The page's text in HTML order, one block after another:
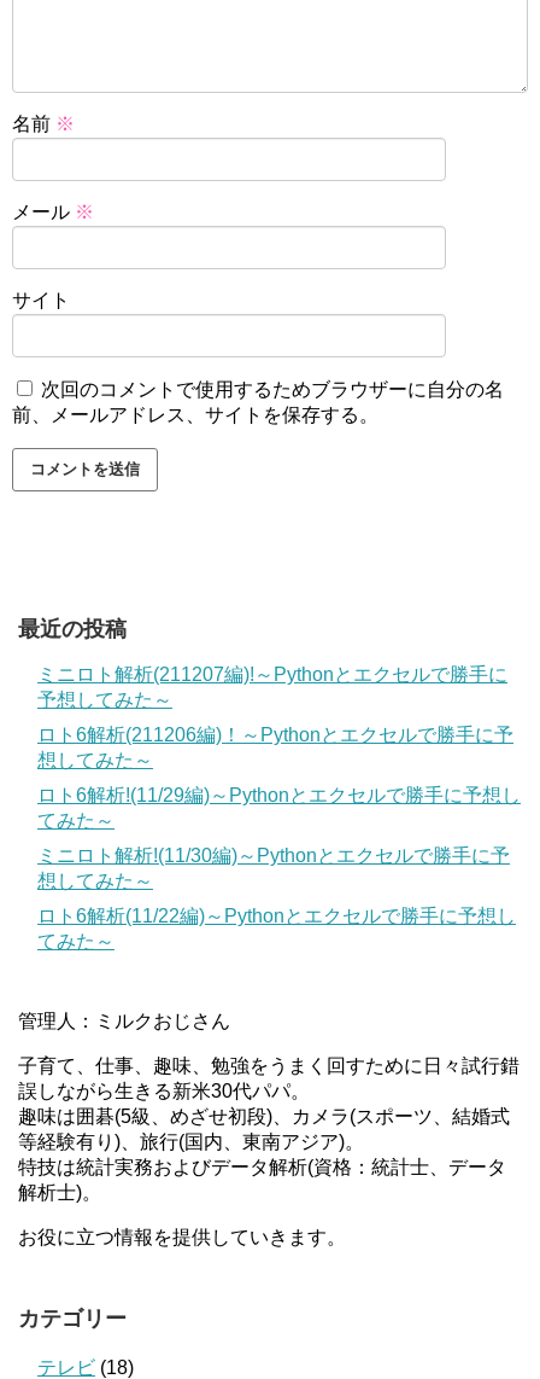
名前 ※
メール ※
サイト
次回のコメントで使用するためブラウザーに自分の名
前、メールアドレス、サイトを保存する。
最近の投稿
ミニロト解析(211207編)!～Pythonとエクセルで勝手に
予想してみた～
ロト6解析(211206編)！～Pythonとエクセルで勝手に予
想してみた～
ロト6解析!(11/29編)～Pythonとエクセルで勝手に予想し
てみた～
ミニロト解析!(11/30編)～Pythonとエクセルで勝手に予
想してみた～
ロト6解析(11/22編)～Pythonとエクセルで勝手に予想し
てみた～
管理人：ミルクおじさん
子育て、仕事、趣味、勉強をうまく回すために日々試行錯
誤しながら生きる新米30代パパ。
趣味は囲碁(5級、めざせ初段)、カメラ(スポーツ、結婚式
等経験有り)、旅行(国内、東南アジア)。
特技は統計実務およびデータ解析(資格：統計士、データ
解析士)。
お役に立つ情報を提供していきます。
カテゴリー
テレビ (18)